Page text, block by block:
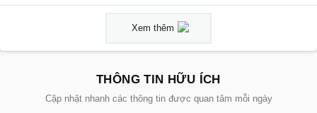
Xem thêm
THÔNG TIN HỮU ÍCH
Cập nhật nhanh các thông tin được quan tâm mỗi ngày